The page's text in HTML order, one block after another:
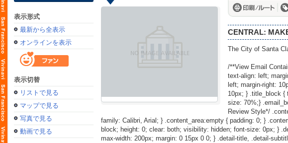
表示形式
最新から全表示
オンラインを表示
表示切替
リストで見る
マップで見る
写真で見る
動画で見る
CENTRAL:
The City of Santa
/**View Email
text-align: left;
left; margin-right:
10px; } .title_block {
size: 70%;}
Review Style*/
family: Calibri, Arial; } .content_area:empty { padding: 0; }
block; height: 0; clear: both; visibility: hidden; font-size: 0px; }
max-width: 200px; margin: 0 15px 0 0; } .detail-title, .detail-